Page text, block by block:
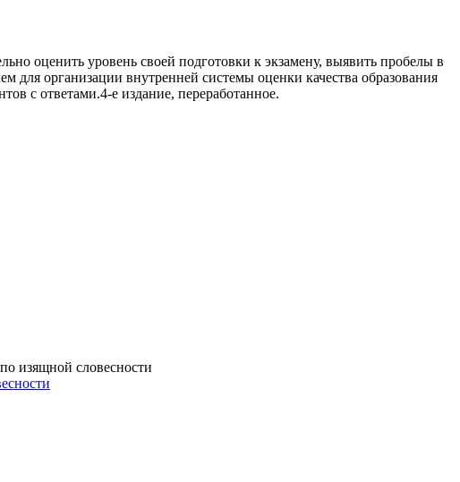
оценить уровень своей подготовки к экзамену, выявить пробелы в
для организации внутренней системы оценки качества образования
с ответами.4-е издание, переработанное.